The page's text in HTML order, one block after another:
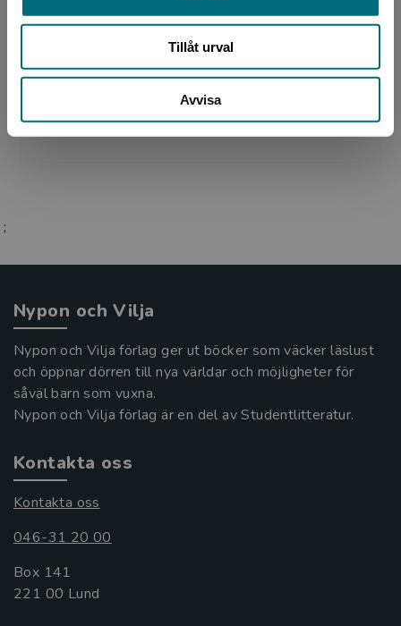
Tillåt urval
Avvisa
Illustratör
Per-Anders Nilsson
;
Nypon och Vilja
Nypon och Vilja förlag ger ut böcker som väcker läslust
och öppnar dörren till nya världar och möjligheter för
såväl barn som vuxna.
Nypon och Vilja förlag är en del av Studentlitteratur.
Kontakta oss
Kontakta oss
046-31 20 00
Box 141
221 00 Lund